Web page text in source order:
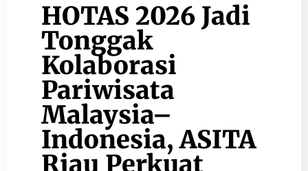
HOTAS 2026 Jadi
Tonggak
Kolaborasi
Pariwisata
Malaysia–
Indonesia, ASITA
Riau Perkuat